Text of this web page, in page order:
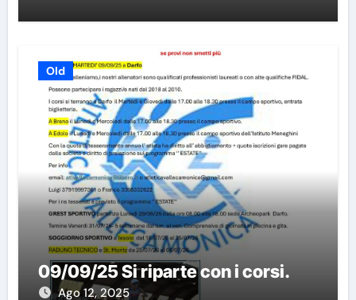
Old
09/09/25 Si riparte con i corsi.
Ago 12, 2025